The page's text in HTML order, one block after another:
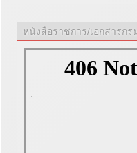
หนังสือราชการ/เอกสารก